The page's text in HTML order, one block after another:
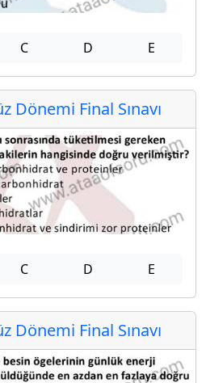
C D E
Dönemi Final Sınavı
C D E
Dönemi Final Sınavı